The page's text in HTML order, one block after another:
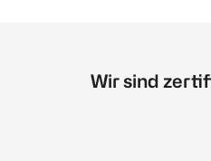
Wir sind